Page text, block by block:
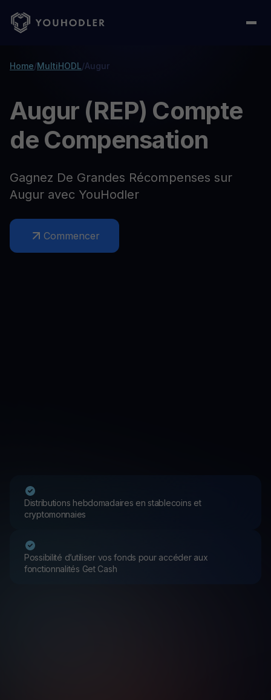
Home/MultiHODL/Augur
Augur (REP) Compte
de Compensation
Gagnez De Grandes Récompenses sur
Augur avec YouHodler
Commencer
Distributions hebdomadaires en stablecoins et
cryptomonnaies
Possibilité d’utiliser vos fonds pour accéder aux
fonctionnalités Get Cash